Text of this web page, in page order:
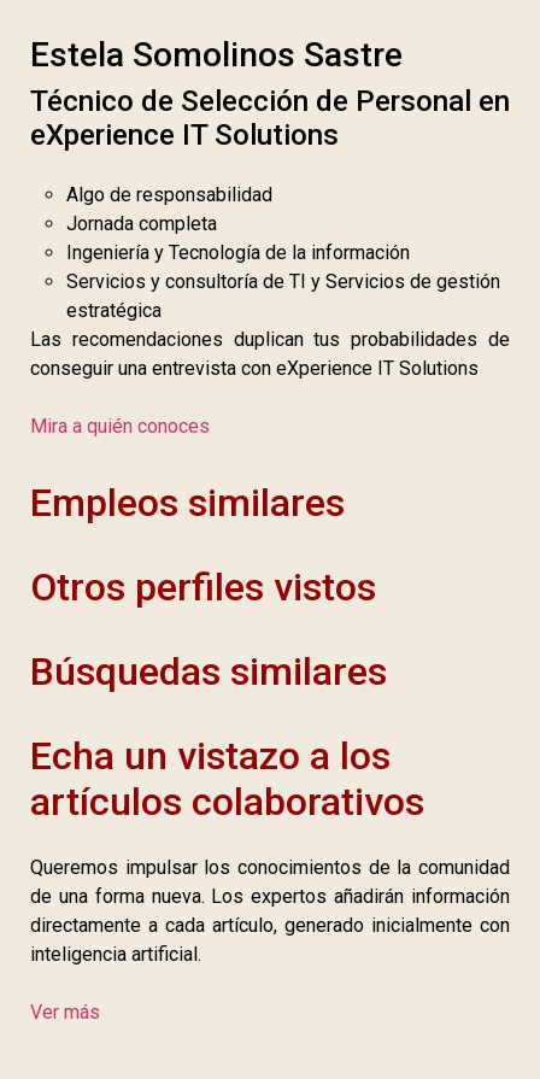
Estela Somolinos Sastre
Técnico de Selección de Personal en
eXperience IT Solutions
Algo de responsabilidad
Jornada completa
Ingeniería y Tecnología de la información
Servicios y consultoría de TI y Servicios de gestión
estratégica
Las recomendaciones duplican tus probabilidades de
conseguir una entrevista con eXperience IT Solutions
Mira a quién conoces
Empleos similares
Otros perfiles vistos
Búsquedas similares
Echa un vistazo a los
artículos colaborativos
Queremos impulsar los conocimientos de la comunidad
de una forma nueva. Los expertos añadirán información
directamente a cada artículo, generado inicialmente con
inteligencia artificial.
Ver más